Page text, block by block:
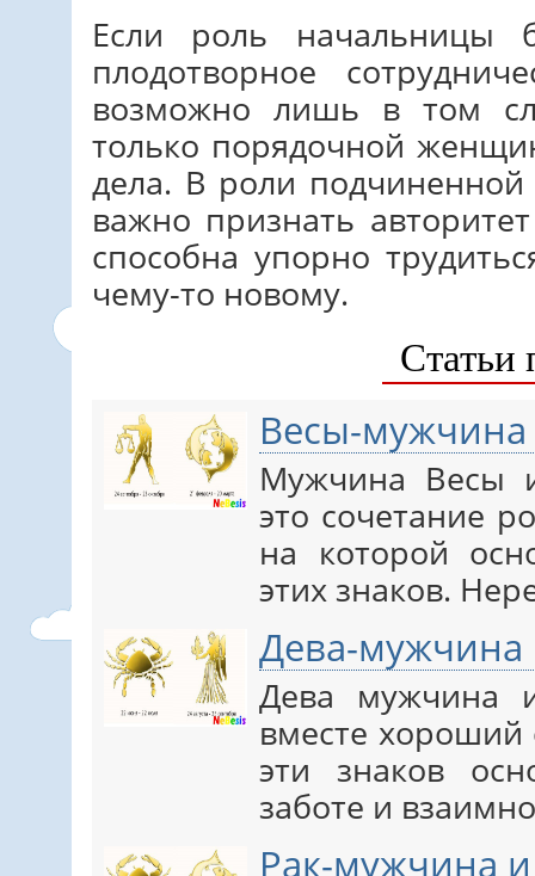
Если роль начальницы
плодотворное
возможно лишь в том
только порядочной
дела. В роли
важно признать
способна упорно
чему-то новому.
Статьи
Весы-
Мужчина Весы
это сочетание
на которой
этих знаков.
Дева-
Дева мужчина
вместе хороший
эти знаков
заботе и
Рак-мужчина